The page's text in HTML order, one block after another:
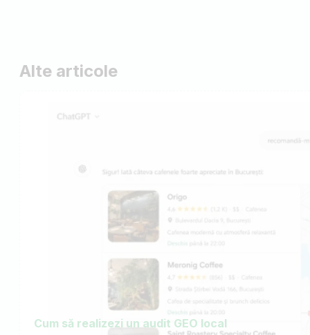
Alte articole
Cum să realizezi un audit GEO local